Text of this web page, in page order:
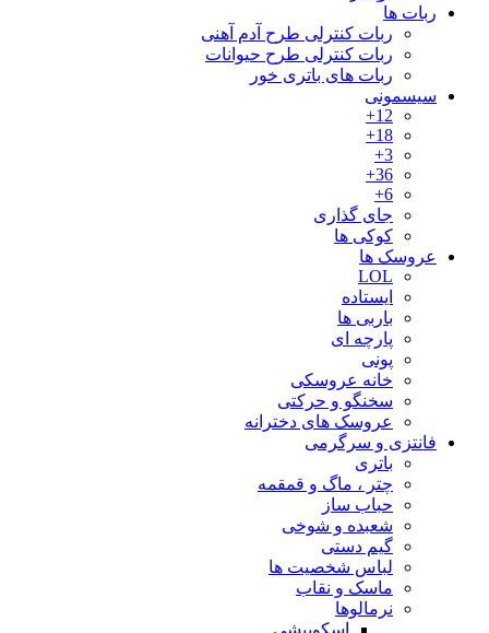
ربات ها
ربات کنترلی طرح آدم آهنی
ربات کنترلی طرح حیوانات
ربات های باتری خور
سیسمونی
12+
18+
3+
36+
6+
جای گذاری
کوکی ها
عروسک ها
LOL
ایستاده
باربی ها
پارچه ای
پونی
خانه عروسکی
سخنگو و حرکتی
عروسک های دخترانه
فانتزی و سرگرمی
باتری
چتر ، ماگ و قمقمه
حباب ساز
شعبده و شوخی
گیم دستی
لباس شخصیت ها
ماسک و نقاب
نرمالوها
اسکوییشی